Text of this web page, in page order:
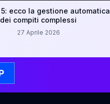
5: ecco la gestione automatica
dei compiti complessi
27 Aprile 2026